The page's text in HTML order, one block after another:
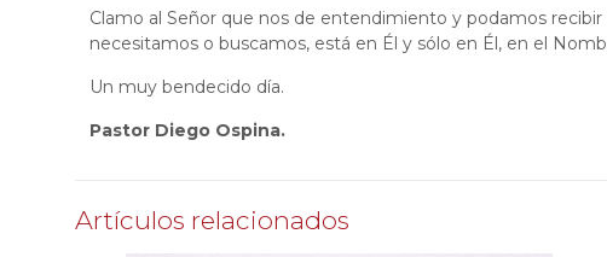
Clamo al Señor que nos de entendimiento y podamos
necesitamos o buscamos, está en Él y sólo en Él, en el
Un muy bendecido día.
Pastor Diego Ospina.
Artículos relacionados